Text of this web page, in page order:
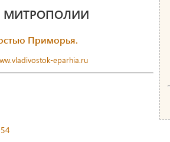
МИТРОПОЛИИ
Приморья.
eparhia.ru